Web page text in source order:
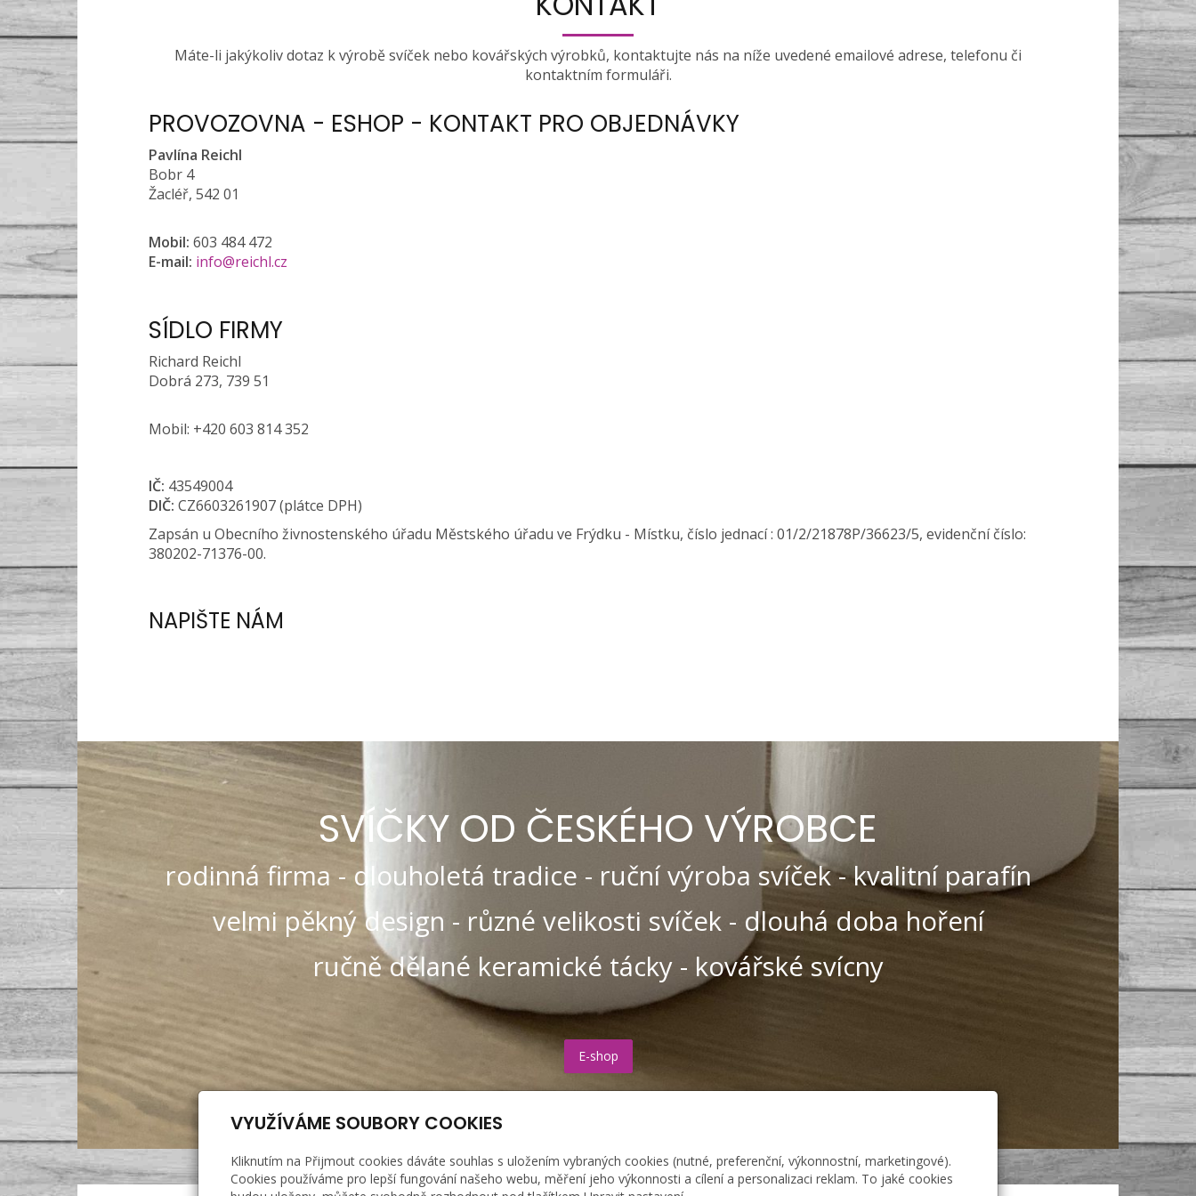
Máte-li jakýkoliv dotaz k výrobě svíček nebo kovářských výrobků, kontaktujte nás na níže uvedené emailové adrese, telefonu či
kontaktním formuláři.
PROVOZOVNA - ESHOP - KONTAKT PRO OBJEDNÁVKY
Pavlína Reichl
Bobr 4
Žacléř, 542 01
Mobil: 603 484 472
E-mail: info@reichl.cz
SÍDLO FIRMY
Richard Reichl
Dobrá 273, 739 51
Mobil: +420 603 814 352
IČ: 43549004
DIČ: CZ6603261907 (plátce DPH)
Zapsán u Obecního živnostenského úřadu Městského úřadu ve Frýdku - Místku, číslo jednací : 01/2/21878P/36623/5, evidenční číslo:
380202-71376-00.
NAPIŠTE NÁM
SVÍČKY OD ČESKÉHO VÝROBCE
rodinná firma - dlouholetá tradice - ruční výroba svíček - kvalitní parafín
velmi pěkný design - různé velikosti svíček - dlouhá doba hoření
ručně dělané keramické tácky - kovářské svícny
E-shop
VYUŽÍVÁME SOUBORY COOKIES
Kliknutím na Přijmout cookies dáváte souhlas s uložením vybraných cookies (nutné, preferenční, výkonnostní, marketingové).
Cookies používáme pro lepší fungování našeho webu, měření jeho výkonnosti a cílení a personalizaci reklam. To jaké cookies